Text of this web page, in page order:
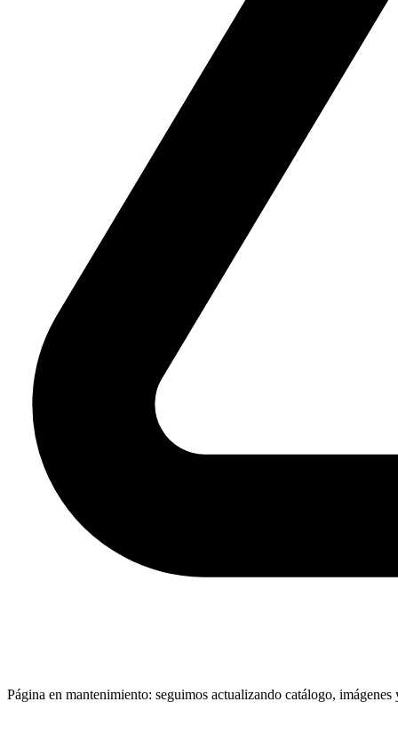
Página en mantenimiento: seguimos actualizando catálogo,